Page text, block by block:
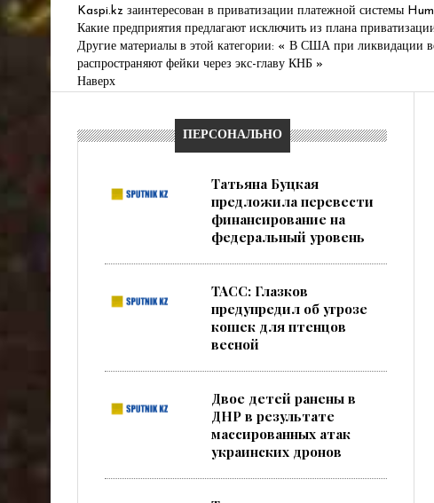
Kaspi.kz заинтересован в приватизации платежной системы
Какие предприятия предлагают исключить из плана
Другие материалы в этой категории: « В США при ликвидации
распространяют фейки через экс-главу КНБ »
Наверх
ПЕРСОНАЛЬНО
Татьяна Буцкая
предложила перевести
финансирование на
федеральный уровень
ТАСС: Глазков
предупредил об угрозе
кошек для птенцов
весной
Двое детей ранены в
ДНР в результате
массированных атак
украинских дронов